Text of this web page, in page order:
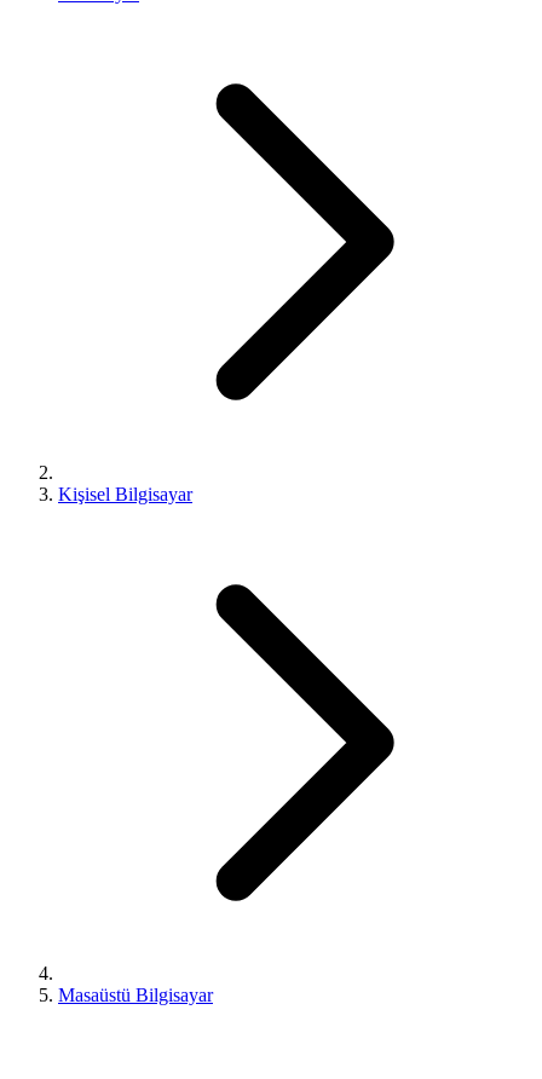
Kişisel Bilgisayar
Masaüstü Bilgisayar